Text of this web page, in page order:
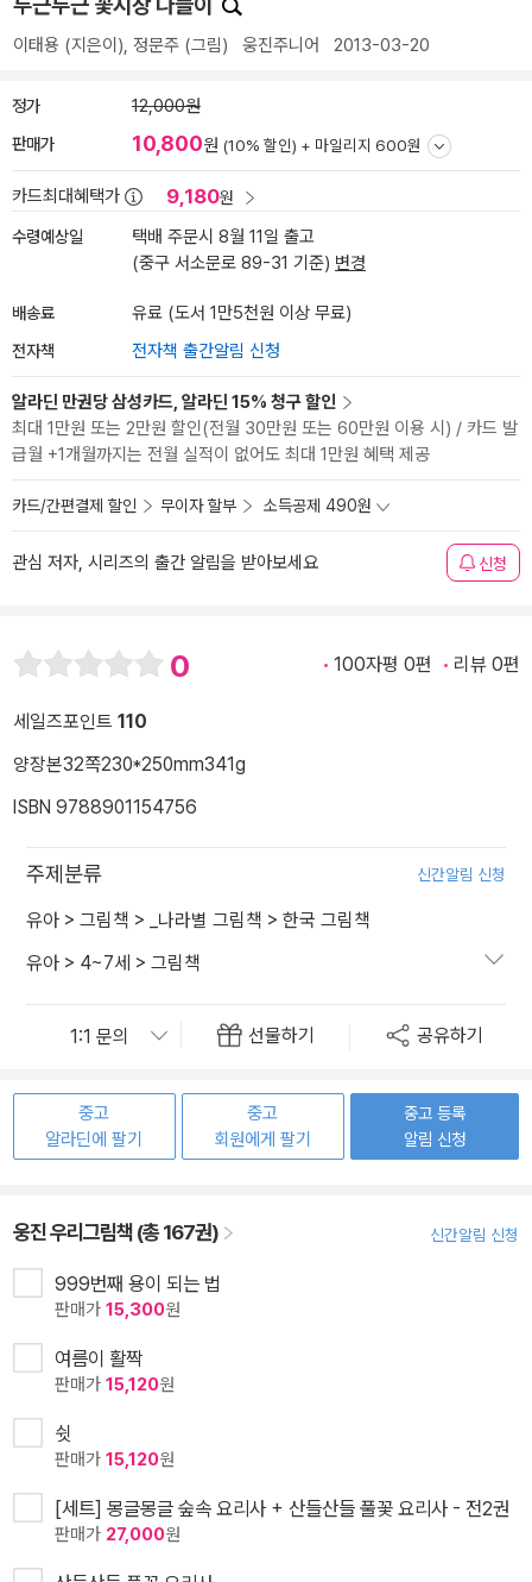
이태용 (지은이), 정문주 (그림) 웅진주니어 2013-03-20
정가 12,000원
판매가 10,800원 (10% 할인) + 마일리지 600원
카드최대혜택가 9,180원
수령예상일
택배 주문시 8월 11일 출고
(중구 서소문로 89-31 기준) 변경
배송료 유료 (도서 1만5천원 이상 무료)
전자책 전자책 출간알림 신청
알라딘 만권당 삼성카드, 알라딘 15% 청구 할인
최대 1만원 또는 2만원 할인(전월 30만원 또는 60만원 이용 시) / 카드 발
급월 +1개월까지는 전월 실적이 없어도 최대 1만원 혜택 제공
카드/간편결제 할인 무이자 할부 소득공제 490원
관심 저자, 시리즈의 출간 알림을 받아보세요 신청
0 100자평 0편 리뷰 0편
세일즈포인트 110
양장본32쪽230*250mm341g
ISBN 9788901154756
주제분류 신간알림 신청
유아 > 그림책 > _나라별 그림책 > 한국 그림책
유아 > 4~7세 > 그림책
선물하기 공유하기
중고
알라딘에 팔기
중고
회원에게 팔기
중고 등록
알림 신청
웅진 우리그림책 (총 167권) 신간알림 신청
999번째 용이 되는 법
판매가 15,300원
여름이 활짝
판매가 15,120원
쉿
판매가 15,120원
[세트] 몽글몽글 숲속 요리사 + 산들산들 풀꽃 요리사 - 전2권
판매가 27,000원